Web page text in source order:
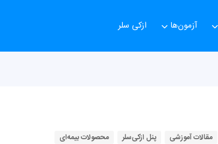
آزمون‌ها ازکی سلر
مقالات آموزشی پنل ازکی‌سلر محصولات بیمه‌ای